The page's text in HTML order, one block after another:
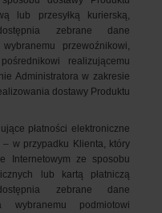
lub przesyłką kurierską,
zebrane dane
przewoźnikowi,
realizującemu
Administratora w zakresie
dostawy Produktu
płatności elektroniczne
– w przypadku Klienta, który
Internetowym ze sposobu
lub kartą płatniczą
zebrane dane
wybranemu podmiotowi